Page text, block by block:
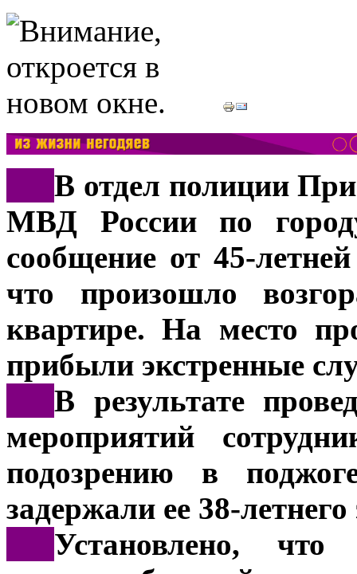
В отдел полиции
МВД России по
сообщение от 45-
что произошло
квартире. На место
прибыли экстренные
В результате
мероприятий
подозрению в
задержали ее 38-летнего
Установлено,